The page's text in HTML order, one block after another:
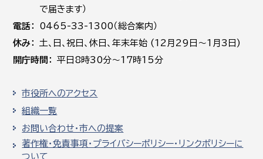
で届きます）
電話
0465-33-1300（総合案内）
休み
土､日､祝日、休日、年末年始 (12月29日～1月3日)
開庁時間
平日8時30分～17時15分
市役所へのアクセス
組織一覧
お問い合わせ・市への提案
著作権・免責事項・プライバシーポリシー・リンクポリシーに
ついて